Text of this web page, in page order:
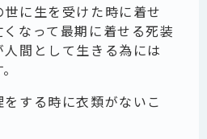
に生を受けた時に着せ
なって最期に着せる死装
間として生きる為には
する時に衣類がないこ